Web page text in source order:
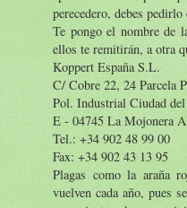
perecedero, debes pedirlo
Te pongo el nombre de
ellos te remitirán, a otra
Koppert España S.L.
C/ Cobre 22, 24 Parcela
Pol. Industrial Ciudad
E - 04745 La Mojonera
Tel.: +34 902 48 99 00
Fax: +34 902 43 13 95
Plagas como la araña
vuelven cada año, pues